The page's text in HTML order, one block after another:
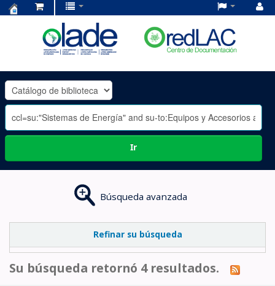
OLADE
-
Ir
Búsqueda avanzada
Refinar su búsqueda
Su búsqueda retornó 4 resultados.